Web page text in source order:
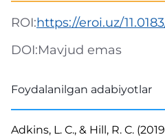
ROI:https://eroi.uz/
DOI:Mavjud emas
Foydalanilgan adabiyotlar
Adkins, L. C., & Hill, R. C.